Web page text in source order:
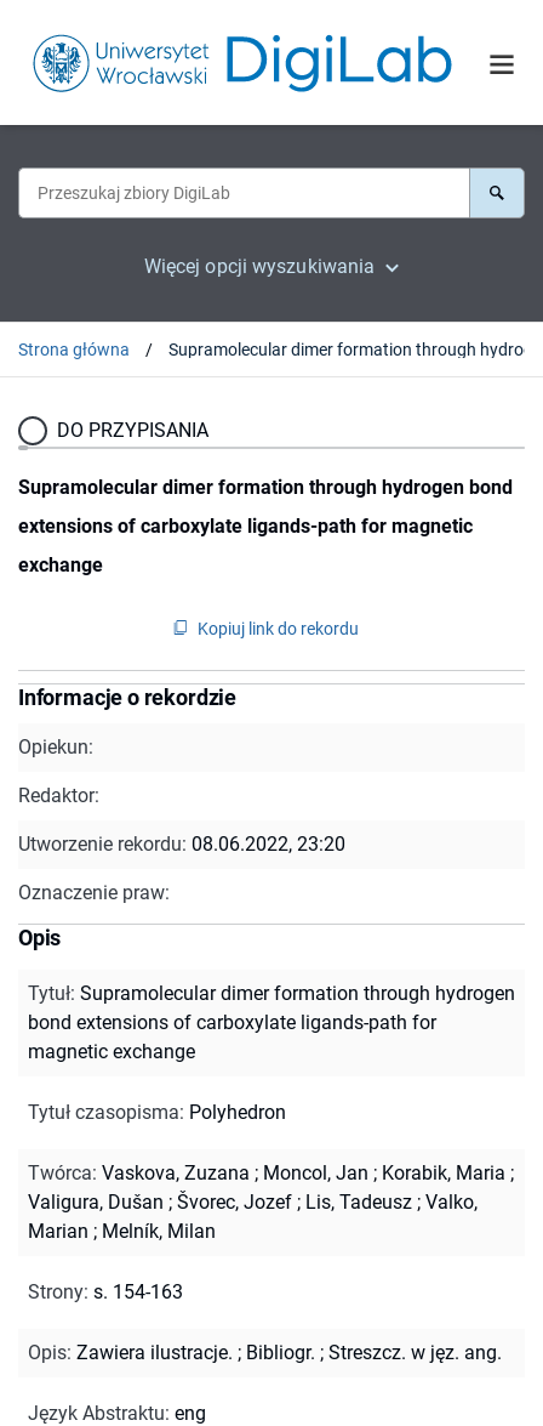
Więcej opcji wyszukiwania
Strona główna
DO PRZYPISANIA
Supramolecular dimer formation through hydrogen bond
extensions of carboxylate ligands-path for magnetic
exchange
Kopiuj link do rekordu
Informacje o rekordzie
Opiekun:
Redaktor:
Utworzenie rekordu: 08.06.2022, 23:20
Oznaczenie praw:
Opis
Tytuł: Supramolecular dimer formation through hydrogen
bond extensions of carboxylate ligands-path for
magnetic exchange
Tytuł czasopisma: Polyhedron
Twórca: Vaskova, Zuzana ; Moncol, Jan ; Korabik, Maria ;
Valigura, Dušan ; Švorec, Jozef ; Lis, Tadeusz ; Valko,
Marian ; Melník, Milan
Strony: s. 154-163
Opis: Zawiera ilustracje. ; Bibliogr. ; Streszcz. w jęz. ang.
Język Abstraktu: eng